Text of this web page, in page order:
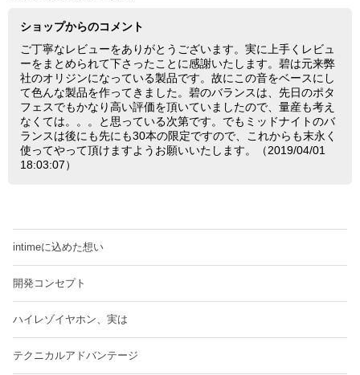
ショップからのコメント
ご丁寧なレビューをありがとうございます。実に上手くレビュ
ーをまとめられて下さったことに感謝いたします。碧は元来弊
社のオリジンになっている製品です。故にこの音をベースにし
て色んな製品を作ってきました。碧のバランスは、先日のポタ
フェスでもかなり高い評価を頂いていましたので、量産も考え
なくては。。。と思っている次第です。でもミッドナイトのバ
ランスは後にも先にも30本の限定ですので、これからも末永く
使ってやって頂けますようお願いいたします。（2019/04/01
18:03:07）
intimeに込めた想い
開発コンセプト
ハイレゾイヤホン、実は
テクニカルアドバンテージ